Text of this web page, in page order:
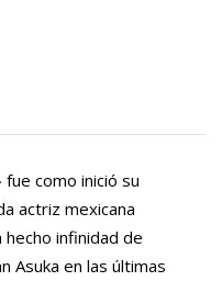
fue como inició su
actriz mexicana
infinidad de
Asuka en las últimas